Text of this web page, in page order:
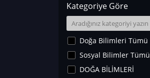
Kategoriye Göre
Doğa Bilimleri Tümü
Sosyal Bilimler Tümü
DOĞA BİLİMLERİ